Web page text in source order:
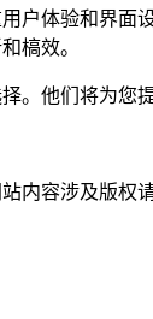
户体验和界面
槁效。
。他们将为您
容涉及版权